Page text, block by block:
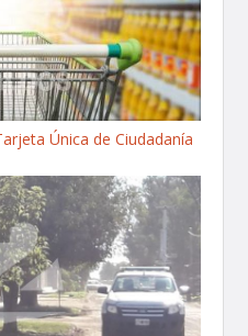
Única de Ciudadanía